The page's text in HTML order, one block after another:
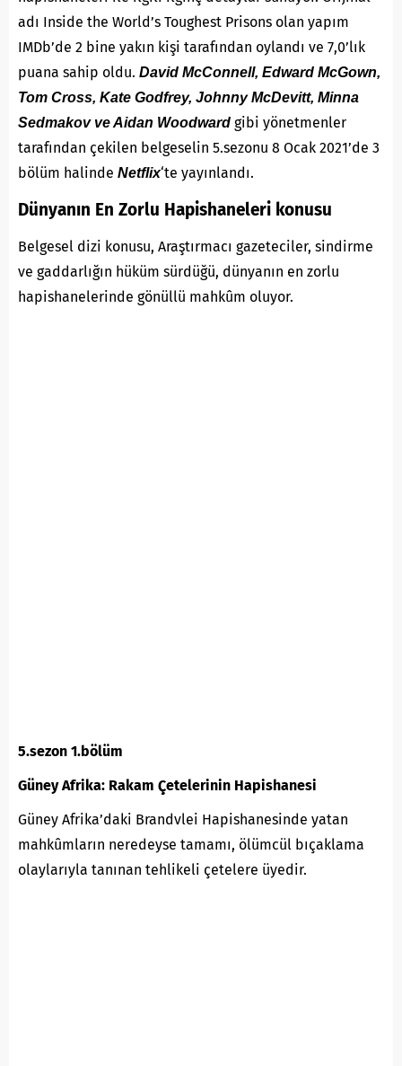
adı Inside the World’s Toughest Prisons olan yapım
IMDb’de 2 bine yakın kişi tarafından oylandı ve 7,0’lık
puana sahip oldu. David McConnell, Edward McGown,
Tom Cross, Kate Godfrey, Johnny McDevitt, Minna
Sedmakov ve Aidan Woodward gibi yönetmenler
tarafından çekilen belgeselin 5.sezonu 8 Ocak 2021’de 3
bölüm halinde Netflix‘te yayınlandı.
Dünyanın En Zorlu Hapishaneleri konusu
Belgesel dizi konusu, Araştırmacı gazeteciler, sindirme
ve gaddarlığın hüküm sürdüğü, dünyanın en zorlu
hapishanelerinde gönüllü mahkûm oluyor.
5.sezon 1.bölüm
Güney Afrika: Rakam Çetelerinin Hapishanesi
Güney Afrika’daki Brandvlei Hapishanesinde yatan
mahkûmların neredeyse tamamı, ölümcül bıçaklama
olaylarıyla tanınan tehlikeli çetelere üyedir.